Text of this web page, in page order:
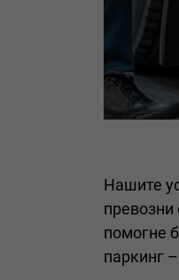
Нашите
превозни
помогне
паркинг